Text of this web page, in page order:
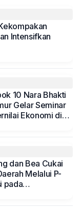
Intensifkan
10 Nara Bhakti
Gelar Seminar
Ekonomi di
dan Bea Cukai
Melalui P-
pada